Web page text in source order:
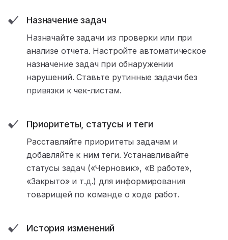
Назначение задач
Назначайте задачи из проверки или при
анализе отчета. Настройте автоматическое
назначение задач при обнаружении
нарушений. Ставьте рутинные задачи без
привязки к чек-листам.
Приоритеты, статусы и теги
Расставляйте приоритеты задачам и
добавляйте к ним теги. Устанавливайте
статусы задач («Черновик», «В работе»,
«Закрыто» и т.д.) для информирования
товарищей по команде о ходе работ.
История изменений